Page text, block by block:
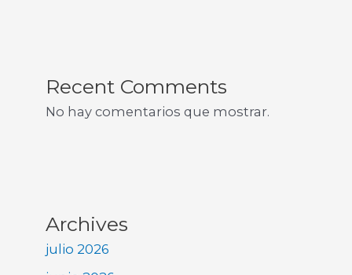
Recent Comments
No hay comentarios que mostrar.
Archives
julio 2026